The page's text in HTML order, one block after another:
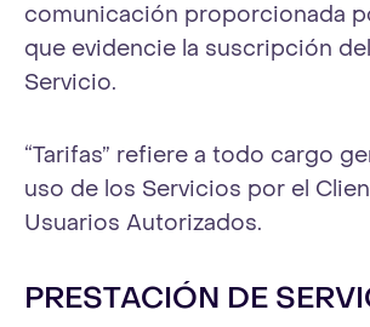
comunicación proporcionada
que evidencie la suscripción
Servicio.
“Tarifas” refiere a todo cargo
uso de los Servicios por el
Usuarios Autorizados.
PRESTACIÓN DE